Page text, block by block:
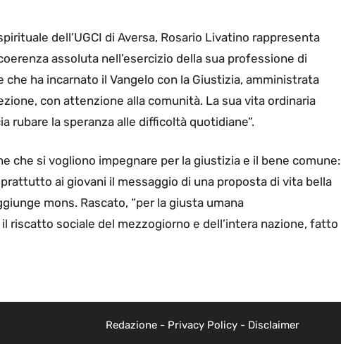
dell’UGCI di Aversa, Rosario Livatino rappresenta
assoluta nell’esercizio della sua professione di
ha incarnato il Vangelo con la Giustizia, amministrata
con attenzione alla comunità. La sua vita ordinaria
rubare la speranza alle difficoltà quotidiane”.
che si vogliono impegnare per la giustizia e il bene comune:
ai giovani il messaggio di una proposta di vita bella
mons. Rascato, “per la giusta umana
riscatto sociale del mezzogiorno e dell’intera nazione, fatto
Redazione- Privacy Policy- Disclaimer